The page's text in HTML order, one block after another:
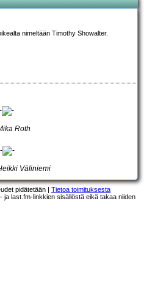
nimeltään Timothy Showalter.
Roth
Väliniemi
pidätetään | Tietoa toimituksesta
ja last.fm-linkkien sisällöstä eikä takaa niiden